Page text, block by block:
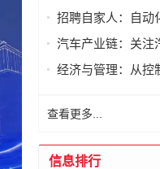
文思考
招聘自家人：自动
家及人才需求资讯
汽车产业链：关注
经济与管理：从控
查看更多...
信息排行